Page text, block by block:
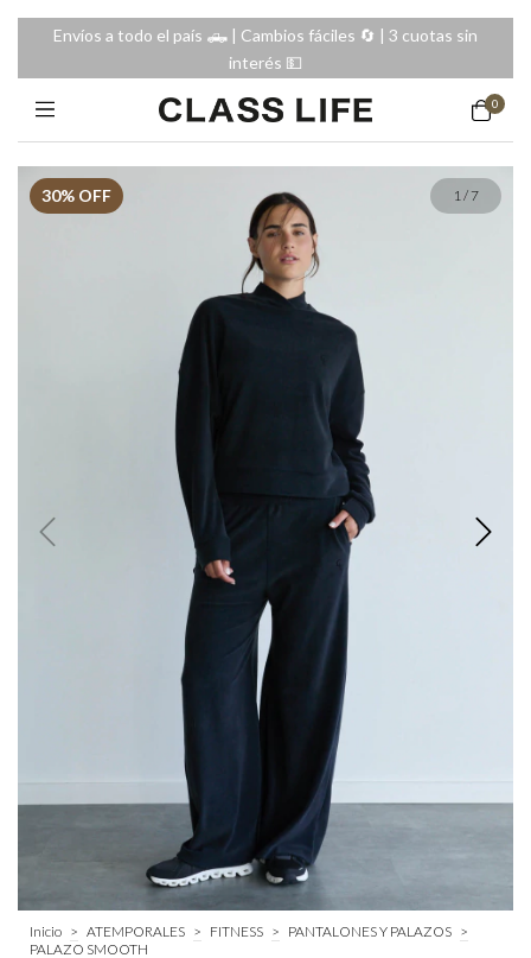
Envíos a todo el país 🛻 | Cambios fáciles 🔄️ | 3 cuotas sin
interés 💵
0
30% OFF 1/ 7
Inicio > ATEMPORALES > FITNESS > PANTALONES Y PALAZOS >
PALAZO SMOOTH